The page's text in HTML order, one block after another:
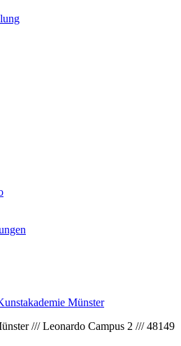
Münster
/// Leonardo Campus 2 /// 48149